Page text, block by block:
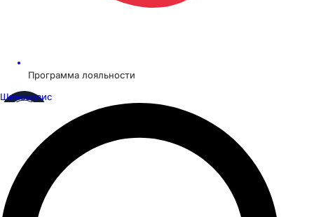
Программа лояльности
Шинсервис